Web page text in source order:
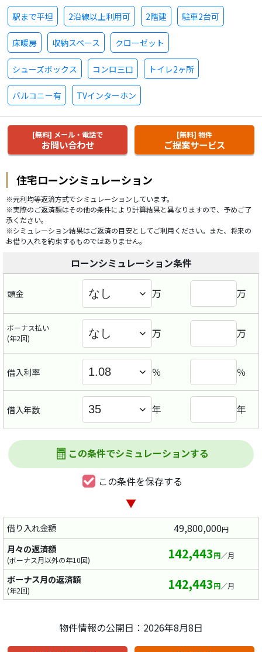
駅まで平坦 2沿線以上利用可 2階建 駐車2台可
床暖房 収納スペース クローゼット
シューズボックス コンロ三口 トイレ2ヶ所
バルコニー有 TVインターホン
[無料] メール・電話で
お問い合わせ
[無料] 物件
ご提案サービス
住宅ローンシミュレーション
※元利均等返済方式でシミュレーションしています。
※実際のご返済額はその他の条件により計算結果と異なりますので、予めご了
承ください。
※シミュレーション結果はご返済の目安としてご利用ください。また、将来の
お借り入れを約束するものではありません。
ローンシミュレーション条件
頭金 万 万
ボーナス払い
(年2回)
万 万
借入利率 ％ ％
借入年数 年 年
この条件でシミュレーションする
この条件を保存する
▼
借り入れ金額 49,800,000円
月々の返済額
(ボーナス月以外の年10回) 142,443円／月
ボーナス月の返済額
(年2回) 142,443円／月
物件情報の公開日：2026年8月8日